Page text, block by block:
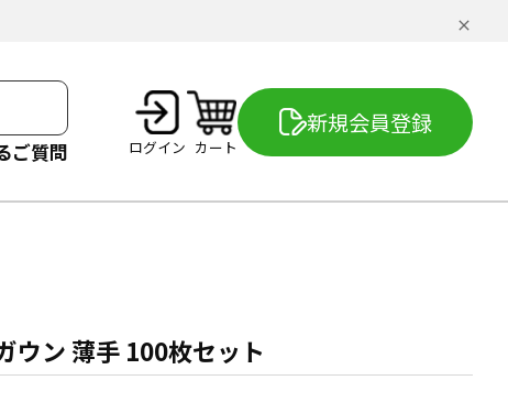
ご質問 ログイン カート
新規会員登録
ウン 薄手 100枚セット